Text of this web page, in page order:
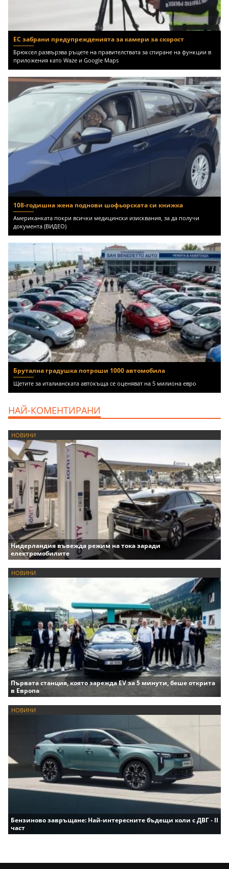
ЕС забрани предупрежденията за камери за скорост
Брюксел развързва ръцете на правителствата за спиране на функции в
приложения като Waze и Google Maps
108-годишна жена поднови шофьорската си книжка
Американката покри всички медицински изисквания, за да получи
документа (ВИДЕО)
Брутална градушка потроши 1000 автомобила
Щетите за италианската автокъща се оценяват на 5 милиона евро
НАЙ-КОМЕНТИРАНИ
НОВИНИ
Нидерландия въвежда режим на тока заради
електромобилите
НОВИНИ
Първата станция, която зарежда EV за 5 минути, беше открита
в Европа
НОВИНИ
Бензиново завръщане: Най-интересните бъдещи коли с ДВГ - II
част